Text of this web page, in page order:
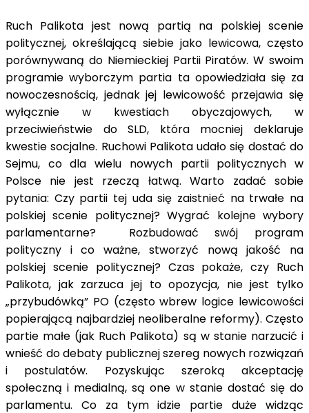
Ruch Palikota jest nową partią na polskiej scenie
politycznej, określającą siebie jako lewicowa, często
porównywaną do Niemieckiej Partii Piratów. W swoim
programie wyborczym partia ta opowiedziała się za
nowoczesnością, jednak jej lewicowość przejawia się
wyłącznie w kwestiach obyczajowych, w
przeciwieństwie do SLD, która mocniej deklaruje
kwestie socjalne. Ruchowi Palikota udało się dostać do
Sejmu, co dla wielu nowych partii politycznych w
Polsce nie jest rzeczą łatwą. Warto zadać sobie
pytania: Czy partii tej uda się zaistnieć na trwałe na
polskiej scenie politycznej? Wygrać kolejne wybory
parlamentarne? Rozbudować swój program
polityczny i co ważne, stworzyć nową jakość na
polskiej scenie politycznej? Czas pokaże, czy Ruch
Palikota, jak zarzuca jej to opozycja, nie jest tylko
„przybudówką” PO (często wbrew logice lewicowości
popierającą najbardziej neoliberalne reformy). Często
partie małe (jak Ruch Palikota) są w stanie narzucić i
wnieść do debaty publicznej szereg nowych rozwiązań
i postulatów. Pozyskując szeroką akceptację
społeczną i medialną, są one w stanie dostać się do
parlamentu. Co za tym idzie partie duże widząc